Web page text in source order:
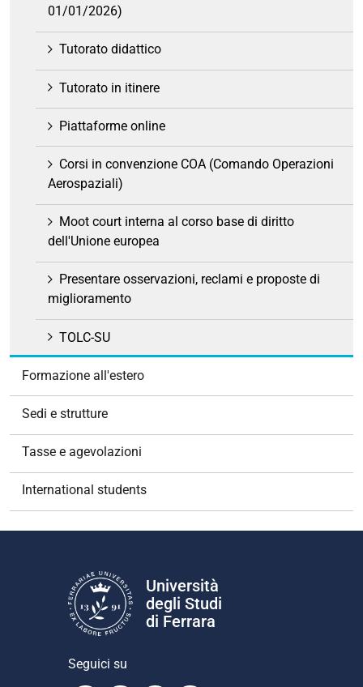
01/01/2026)
Tutorato didattico
Tutorato in itinere
Piattaforme online
Corsi in convenzione COA (Comando Operazioni
Aerospaziali)
Moot court interna al corso base di diritto
dell'Unione europea
Presentare osservazioni, reclami e proposte di
miglioramento
TOLC-SU
Formazione all'estero
Sedi e strutture
Tasse e agevolazioni
International students
Università
degli Studi
di Ferrara
Seguici su